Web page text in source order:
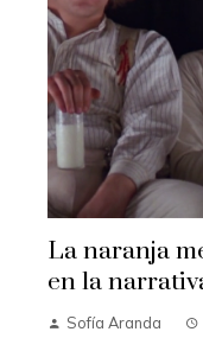
La naranja
en la
Sofía Aranda